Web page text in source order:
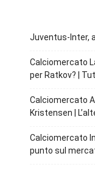
Juventus-Inter,
Calciomercato
per Ratkov? |
Calciomercato
Kristensen |
Calciomercato
punto sul